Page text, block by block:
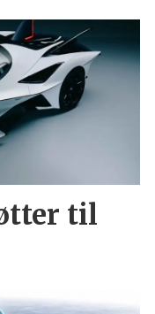
til